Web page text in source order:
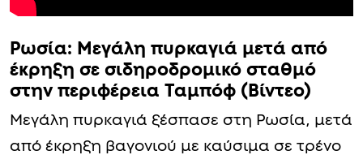
Ρωσία: Μεγάλη πυρκαγιά μετά από
έκρηξη σε σιδηροδρομικό σταθμό
στην περιφέρεια Ταμπόφ (Βίντεο)
Μεγάλη πυρκαγιά ξέσπασε στη Ρωσία, μετά
από έκρηξη βαγονιού με καύσιμα σε τρένο